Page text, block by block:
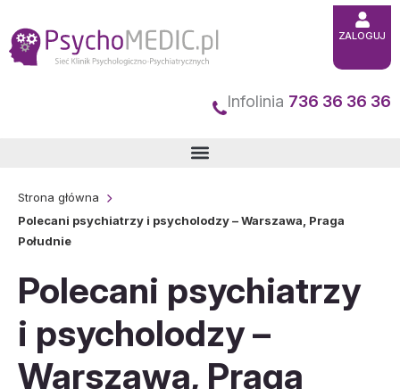
do
treści
Infolinia 736 36 36 36
ZALOGUJ
Strona główna
Polecani psychiatrzy i psycholodzy – Warszawa, Praga
Południe
Polecani psychiatrzy
i psycholodzy –
Warszawa, Praga